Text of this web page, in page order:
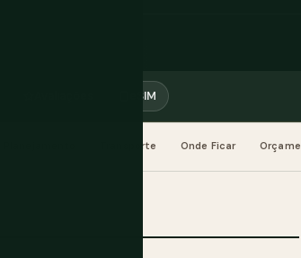
eSIM
Transporte Onde Ficar